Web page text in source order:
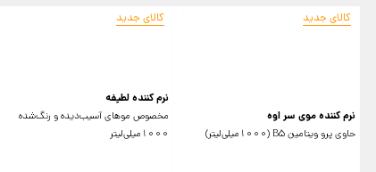
کالای جدید
نرم کننده موی سر اوه
حاوی پرو ویتامین B5 (1000میلی‌لیتر)
کالای جدید
نرم کننده لطیفه
مخصوص موهای آسیب‌دیده و رنگ‌شده
1000میلی‌لیتر